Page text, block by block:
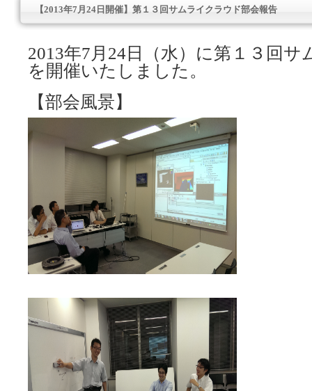
【2013年7月24日開催】第１３回サムライクラウド部会報告
2013年7月24日（水）に第１３回
を開催いたしました。
【部会風景】